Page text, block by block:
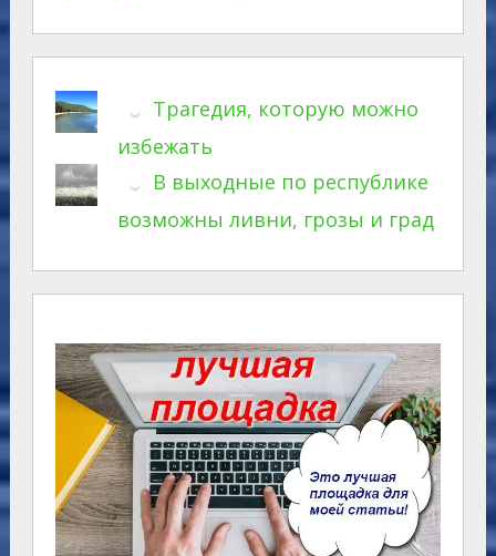
Трагедия, которую можно
избежать
В выходные по республике
возможны ливни, грозы и град